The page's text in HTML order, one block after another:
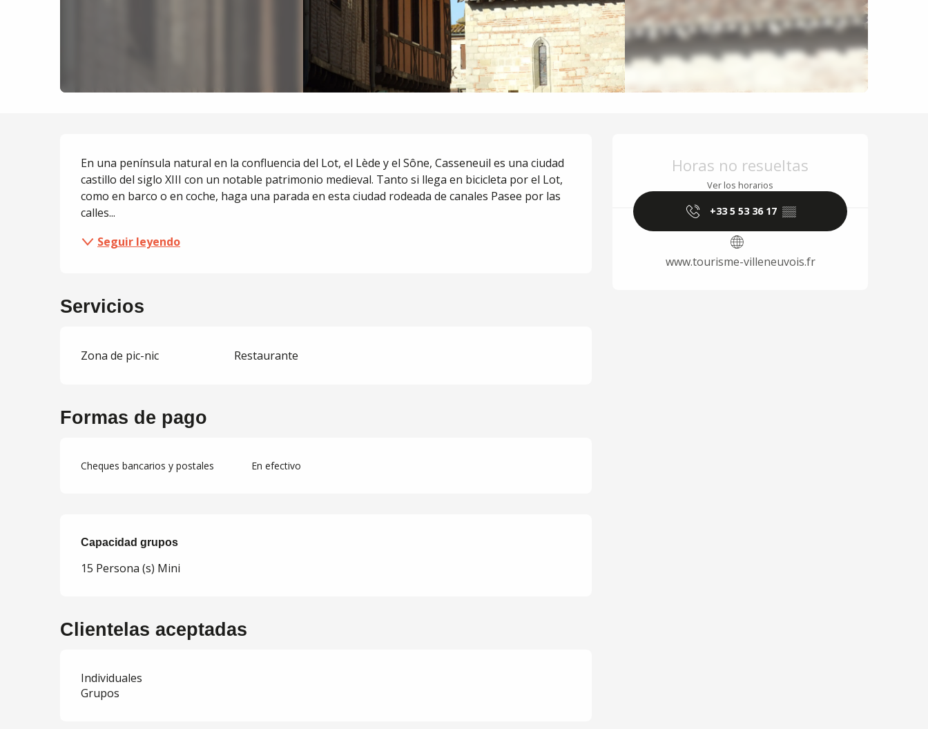
Horarios y datos de
Horas no resueltas
Ver los horarios
+33 5 53 36 17 ▒▒
www.tourisme-villeneuvois.fr
Descripción
En una península natural en la confluencia del Lot, el Lède y el Sône, Casseneuil es una ciudad
castillo del siglo XIII con un notable patrimonio medieval. Tanto si llega en bicicleta por el Lot,
como en barco o en coche, haga una parada en esta ciudad rodeada de canales Pasee por las
calles...
Seguir leyendo
Servicios
Zona de pic-nic Restaurante
Formas de pago
Cheques bancarios y postales En efectivo
Capacidad grupos
Capacidad grupos
15 Persona (s) Mini
Clientelas aceptadas
Individuales
Grupos